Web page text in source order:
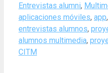
Categories
Entrevistas alumni,
aplicaciones móviles, app,
entrevistas alumnos,
alumnos multimedia,
CITM